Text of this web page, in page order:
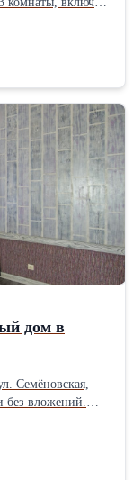
просторная
готов к
кухонный
мебели.
с утеплением,
• скважина 30 м; •
• газ
двор,
20 м, удобный
и
школы 1 км. Тихий
воздухом.
дом в
Семёновская,
без вложений.
100,2 м²,
ремонт,
В доме: • 3
55,6 м² •